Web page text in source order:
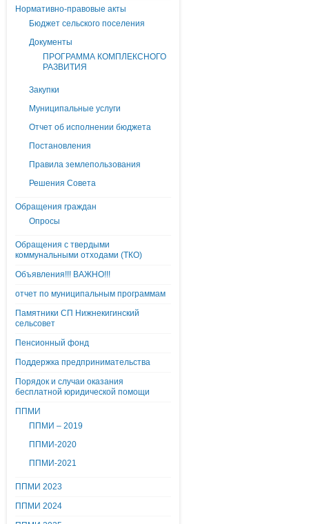
Нормативно-правовые акты
Бюджет сельского поселения
Документы
ПРОГРАММА КОМПЛЕКСНОГО
РАЗВИТИЯ
Закупки
Муниципальные услуги
Отчет об исполнении бюджета
Постановления
Правила землепользования
Решения Совета
Обращения граждан
Опросы
Обращения с твердыми
коммунальными отходами (ТКО)
Объявления!!! ВАЖНО!!!
отчет по муниципальным программам
Памятники СП Нижнекигинский
сельсовет
Пенсионный фонд
Поддержка предпринимательства
Порядок и случаи оказания
бесплатной юридической помощи
ППМИ
ППМИ – 2019
ППМИ-2020
ППМИ-2021
ППМИ 2023
ППМИ 2024